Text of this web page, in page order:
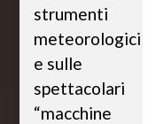
strumenti
meteorologici
e sulle
spettacolari
“macchine